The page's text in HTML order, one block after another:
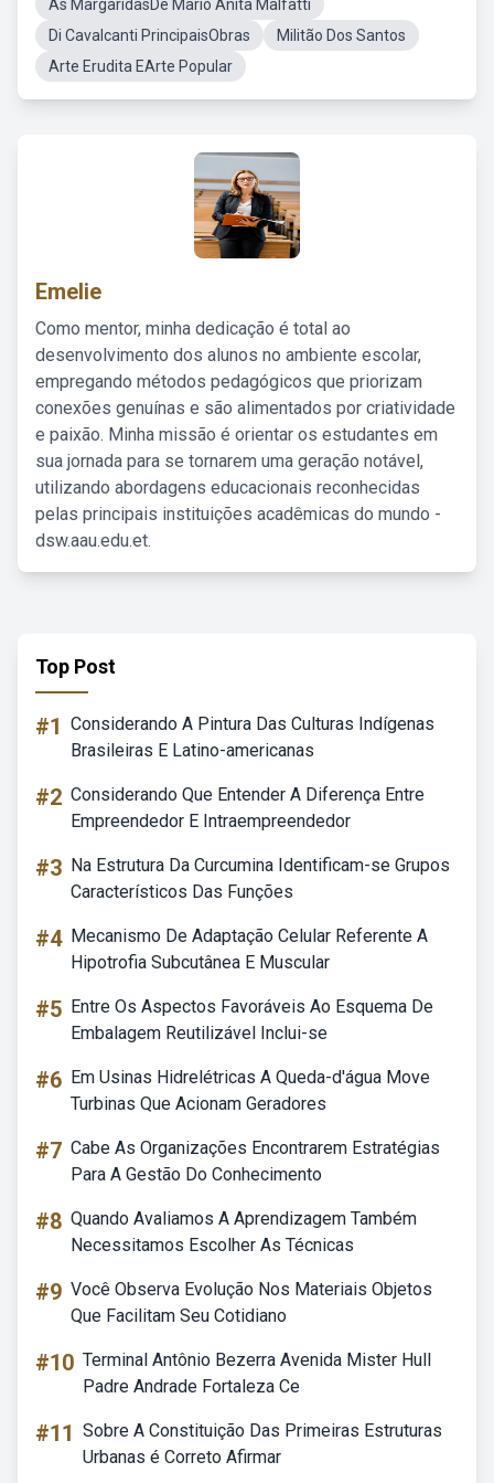
As MargaridasDe Mario Anita Malfatti
Di Cavalcanti PrincipaisObras
Militão Dos Santos
Arte Erudita EArte Popular
Emelie
Como mentor, minha dedicação é total ao
desenvolvimento dos alunos no ambiente escolar,
empregando métodos pedagógicos que priorizam
conexões genuínas e são alimentados por criatividade
e paixão. Minha missão é orientar os estudantes em
sua jornada para se tornarem uma geração notável,
utilizando abordagens educacionais reconhecidas
pelas principais instituições acadêmicas do mundo -
dsw.aau.edu.et.
Top Post
#1 Considerando A Pintura Das Culturas Indígenas
Brasileiras E Latino-americanas
#2 Considerando Que Entender A Diferença Entre
Empreendedor E Intraempreendedor
#3 Na Estrutura Da Curcumina Identificam-se Grupos
Característicos Das Funções
#4 Mecanismo De Adaptação Celular Referente A
Hipotrofia Subcutânea E Muscular
#5 Entre Os Aspectos Favoráveis Ao Esquema De
Embalagem Reutilizável Inclui-se
#6 Em Usinas Hidrelétricas A Queda-d'água Move
Turbinas Que Acionam Geradores
#7 Cabe As Organizações Encontrarem Estratégias
Para A Gestão Do Conhecimento
#8 Quando Avaliamos A Aprendizagem Também
Necessitamos Escolher As Técnicas
#9 Você Observa Evolução Nos Materiais Objetos
Que Facilitam Seu Cotidiano
#10 Terminal Antônio Bezerra Avenida Mister Hull
Padre Andrade Fortaleza Ce
#11 Sobre A Constituição Das Primeiras Estruturas
Urbanas é Correto Afirmar